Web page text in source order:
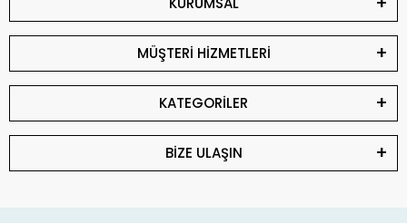
MÜŞTERİ HİZMETLERİ
KATEGORİLER
BİZE ULAŞIN